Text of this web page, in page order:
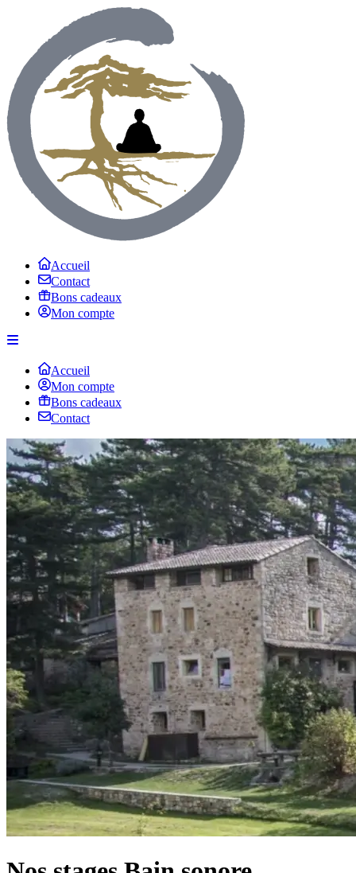
Accueil
Contact
Bons cadeaux
Mon compte
Accueil
Mon compte
Bons cadeaux
Contact